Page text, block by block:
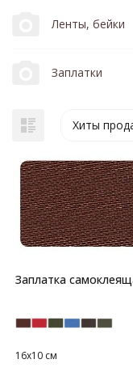
Ленты, бейки
Заплатки
Хиты
Заплатка
16х10 см